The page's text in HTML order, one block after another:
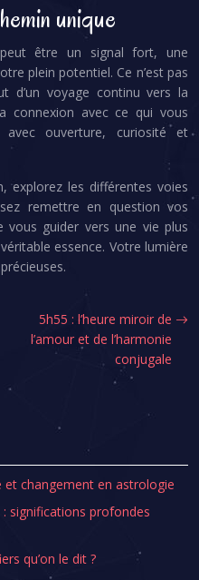
unique
peut être un signal fort, une
plein potentiel. Ce n’est pas
d’un voyage continu vers la
connexion avec ce qui vous
avec ouverture, curiosité et
explorez les différentes voies
remettre en question vos
vous guider vers une vie plus
essence. Votre lumière
5h55 : l’heure miroir de
l’amour et de l’harmonie
conjugale
et changement en astrologie
significations profondes
qu’on le dit ?